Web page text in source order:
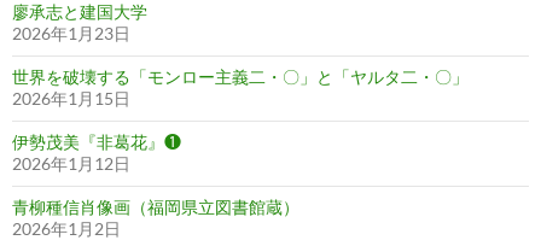
廖承志と建国大学
2026年1月23日
世界を破壊する「モンロー主義二・〇」と「ヤルタ二・〇」
2026年1月15日
伊勢茂美『非葛花』❶
2026年1月12日
青柳種信肖像画（福岡県立図書館蔵）
2026年1月2日